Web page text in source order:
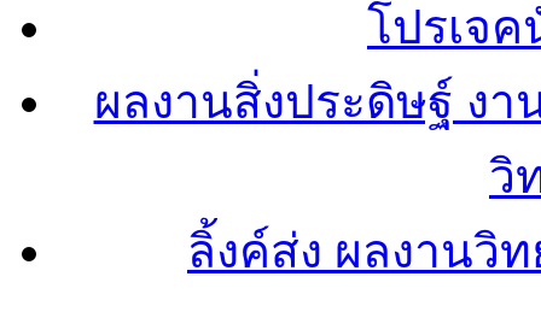
โปรเจ
ผลงานสิ่งประดิษฐ์ งา
วิ
ลิ้งค์ส่ง ผลงานวิ